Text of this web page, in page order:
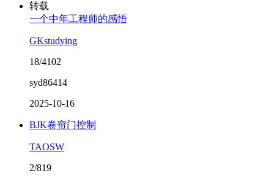
转载
一个中年工程师的感悟
GKstudying
18/4102
syd86414
2025-10-16
BJK卷帘门控制
TAOSW
2/819